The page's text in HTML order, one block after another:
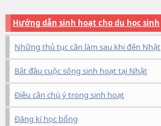
Hướng dẫn sinh hoạt cho du học sinh
Những thủ tục cần làm sau khi đến Nhật
Bắt đầu cuộc sống sinh hoạt tại Nhật
Điều cần chú ý trong sinh hoạt
Đăng kí học bổng